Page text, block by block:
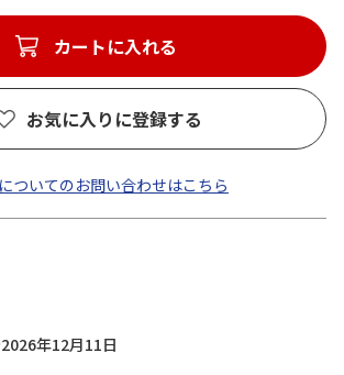
カートに入れる
お気に入りに登録する
ついてのお問い合わせはこちら
年12月11日